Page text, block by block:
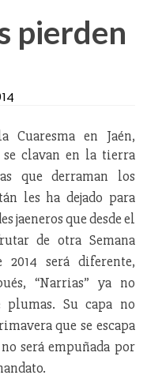
pierden
Cuaresma en Jaén,
se clavan en la tierra
que derraman los
les ha dejado para
jaeneros que desde el
de otra Semana
2014 será diferente,
“Narrias” ya no
plumas. Su capa no
que se escapa
será empuñada por